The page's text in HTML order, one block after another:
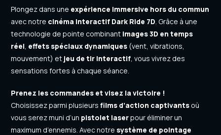
Plongez dans une expérience immersive hors du commun
avec notre cinéma interactif Dark Ride 7D. Grâce à une
technologie de pointe combinant images 3D en temps
réel, effets spéciaux dynamiques (vent, vibrations,
mouvement) et jeu de tir interactif, vous vivrez des
sensations fortes à chaque séance.
Prenez les commandes et visez la victoire !
Choisissez parmi plusieursfilms d’action captivants où
vous serez muni d’un pistolet laserpour éliminer un
maximum d’ennemis. Avec notre système de pointage